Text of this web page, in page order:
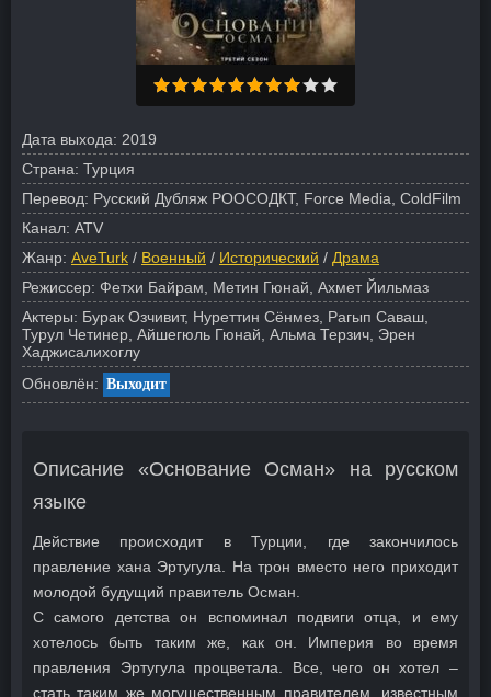
Дата выхода: 2019
Страна: Турция
Перевод: Русский Дубляж РООСОДКТ, Force Media, ColdFilm
Канал: ATV
Жанр: AveTurk / Военный / Исторический / Драма
Режиссер: Фетхи Байрам, Метин Гюнай, Ахмет Йильмаз
Актеры: Бурак Озчивит, Нуреттин Сёнмез, Рагып Саваш,
Турул Четинер, Айшегюль Гюнай, Альма Терзич, Эрен
Хаджисалихоглу
Обновлён: Выходит
Описание «Основание Осман» на русском
языке
Действие происходит в Турции, где закончилось
правление хана Эртугула. На трон вместо него приходит
молодой будущий правитель Осман.
С самого детства он вспоминал подвиги отца, и ему
хотелось быть таким же, как он. Империя во время
правления Эртугула процветала. Все, чего он хотел –
стать таким же могущественным правителем, известным